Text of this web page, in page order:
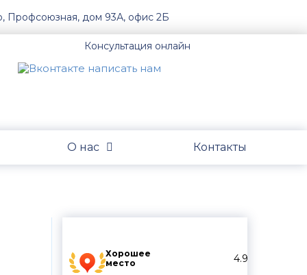
Профсоюзная, дом 93А, офис 2Б
Консультация онлайн
О нас Контакты
Хорошее
место
4.9